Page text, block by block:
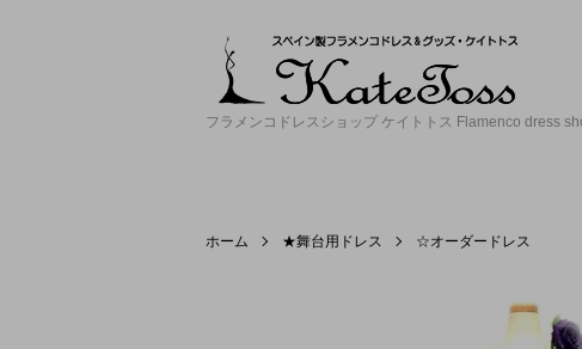
フラメンコドレスショップ ケイトトス Flamenco dress
ホーム ★舞台用ドレス ☆オーダードレス